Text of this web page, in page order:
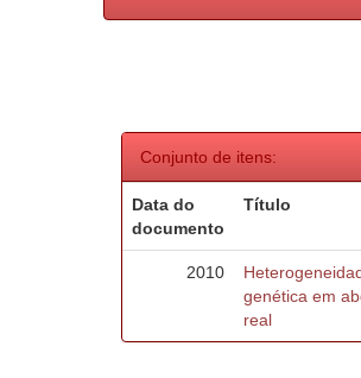
Conjunto de itens:
Data do
documento
Título
2010
genética em
real